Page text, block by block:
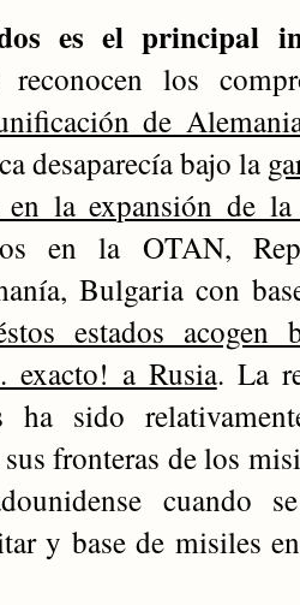
es el principal
los
de
desaparecía bajo la
en la expansión de
en la OTAN,
Bulgaria con
estados acogen
exacto! a Rusia. La
ha sido
fronteras de los
cuando
y base de misiles